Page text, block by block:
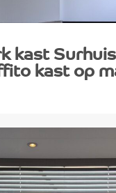
kast
kast op